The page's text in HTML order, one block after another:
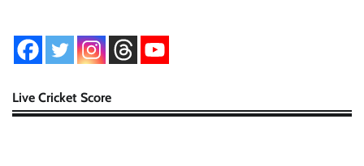
Live Cricket Score